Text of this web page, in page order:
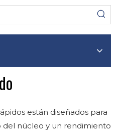
están diseñados para
del núcleo y un rendimiento